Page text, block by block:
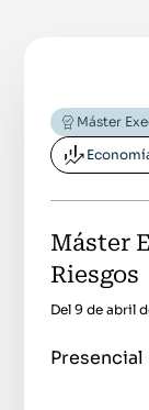
Máster
Máster
Riesgos
Del 9 de abril
Presencial